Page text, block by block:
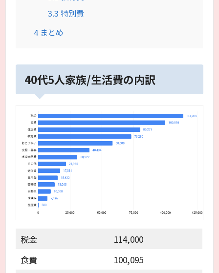
3.3 特別費
4 まとめ
40代5人家族/生活費の内訳
税金
114,000
食費
100,095